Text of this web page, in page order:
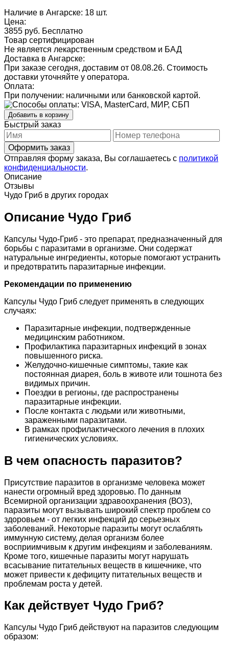
Наличие в Ангарске: 18 шт.
Цена:
3855 руб. Бесплатно
Товар сертифицирован
Не является лекарственным средством и БАД
Доставка в Ангарске:
При заказе сегодня, доставим от 08.08.26. Стоимость
доставки уточняйте у оператора.
Оплата:
При получении: наличными или банковской картой.
Добавить в корзину
Быстрый заказ
Отправляя форму заказа, Вы соглашаетесь с политикой
конфиденциальности.
Описание
Отзывы
Чудо Гриб в других городах
Описание Чудо Гриб
Капсулы Чудо-Гриб - это препарат, предназначенный для
борьбы с паразитами в организме. Они содержат
натуральные ингредиенты, которые помогают устранить
и предотвратить паразитарные инфекции.
Рекомендации по применению
Капсулы Чудо Гриб следует применять в следующих
случаях:
Паразитарные инфекции, подтвержденные
медицинским работником.
Профилактика паразитарных инфекций в зонах
повышенного риска.
Желудочно-кишечные симптомы, такие как
постоянная диарея, боль в животе или тошнота без
видимых причин.
Поездки в регионы, где распространены
паразитарные инфекции.
После контакта с людьми или животными,
зараженными паразитами.
В рамках профилактического лечения в плохих
гигиенических условиях.
В чем опасность паразитов?
Присутствие паразитов в организме человека может
нанести огромный вред здоровью. По данным
Всемирной организации здравоохранения (ВОЗ),
паразиты могут вызывать широкий спектр проблем со
здоровьем - от легких инфекций до серьезных
заболеваний. Некоторые паразиты могут ослаблять
иммунную систему, делая организм более
восприимчивым к другим инфекциям и заболеваниям.
Кроме того, кишечные паразиты могут нарушать
всасывание питательных веществ в кишечнике, что
может привести к дефициту питательных веществ и
проблемам роста у детей.
Как действует Чудо Гриб?
Капсулы Чудо Гриб действуют на паразитов следующим
образом: